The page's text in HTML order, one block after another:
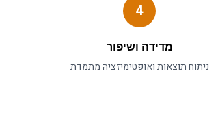
4
מדידה ושיפור
ניתוח תוצאות ואופטימיזציה מתמדת